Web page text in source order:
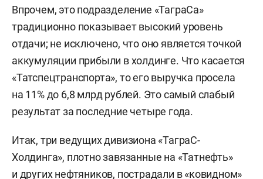
Впрочем, это подразделение «ТаграСа»
традиционно показывает высокий уровень
отдачи; не исключено, что оно является точкой
аккумуляции прибыли в холдинге. Что касается
«Татспецтранспорта», то его выручка просела
на 11% до 6,8 млрд рублей. Это самый слабый
результат за последние четыре года.
Итак, три ведущих дивизиона «ТаграС-
Холдинга», плотно завязанные на «Татнефть»
и других нефтяников, пострадали в «ковидном»